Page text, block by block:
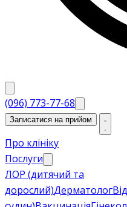
(096) 773-77-68
Записатися на прийом
Про клініку
Послуги
ЛОР (дитячий та
дорослий)Дерматолог